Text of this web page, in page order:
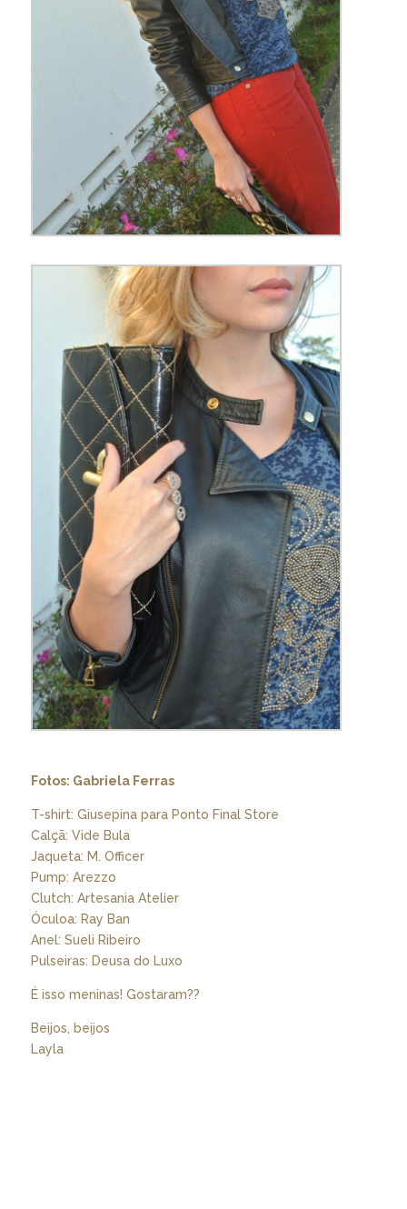
Fotos: Gabriela Ferras
T-shirt: Giusepina para Ponto Final Store
Calçã: Vide Bula
Jaqueta: M. Officer
Pump: Arezzo
Clutch: Artesania Atelier
Óculoa: Ray Ban
Anel: Sueli Ribeiro
Pulseiras: Deusa do Luxo
É isso meninas! Gostaram??
Beijos, beijos
Layla